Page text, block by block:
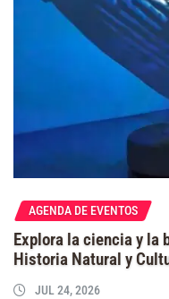
AGENDA DE EVENTOS
Explora la ciencia y la
Historia Natural y
JUL 24, 2026